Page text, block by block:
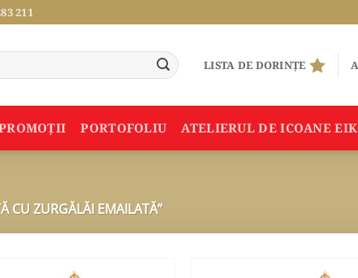
211
LISTA DE DORINȚE
PORTOFOLIU ATELIERUL DE ICOANE
CU ZURGĂLĂI EMAILATĂ”